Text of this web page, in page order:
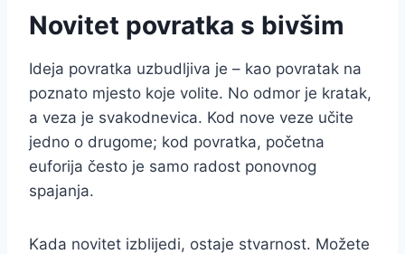
Novitet povratka s bivšim
Ideja povratka uzbudljiva je – kao povratak na
poznato mjesto koje volite. No odmor je kratak,
a veza je svakodnevica. Kod nove veze učite
jedno o drugome; kod povratka, početna
euforija često je samo radost ponovnog
spajanja.
Kada novitet izblijedi, ostaje stvarnost. Možete